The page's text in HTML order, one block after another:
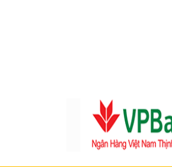
KỶ NIỆM CHƯƠNG KNC282
Mã SP: KNC282
Call